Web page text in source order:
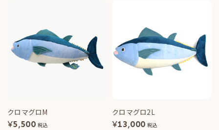
クロマグロM
¥5,500 税込
クロマグロ2L
¥13,000 税込